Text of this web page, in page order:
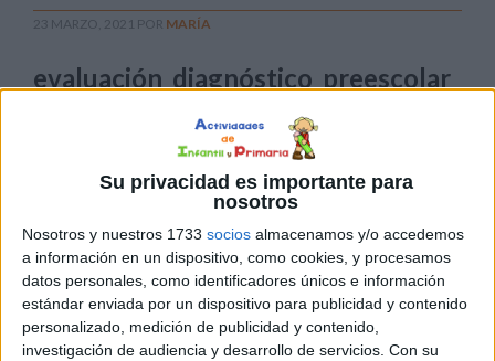
Su privacidad es importante para
nosotros
Nosotros y nuestros 1733 socios almacenamos y/o accedemos
a información en un dispositivo, como cookies, y procesamos
datos personales, como identificadores únicos e información
estándar enviada por un dispositivo para publicidad y contenido
personalizado, medición de publicidad y contenido,
investigación de audiencia y desarrollo de servicios. Con su
23 MARZO, 2021 POR MARÍA
evaluación_diagnóstico_preescolar
Pulsa sobre el enlace para descargar el
evaluación_diagnóstico_preescolar